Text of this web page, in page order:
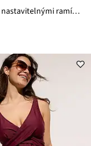
Tankiny s nastavitelnými ramínky (2dílná souprava)